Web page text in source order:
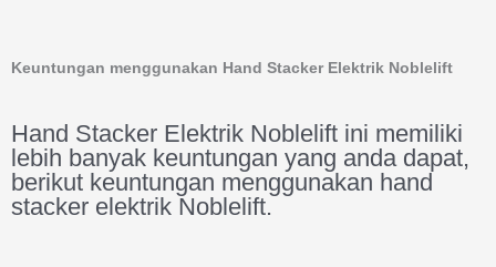
Keuntungan menggunakan Hand Stacker Elektrik Noblelift
Hand Stacker Elektrik Noblelift ini memiliki
lebih banyak keuntungan yang anda dapat,
berikut keuntungan menggunakan hand
stacker elektrik Noblelift.